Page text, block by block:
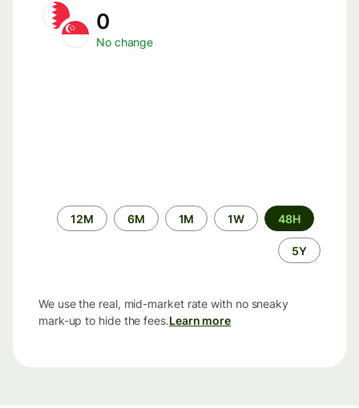
0
No change
الفترة
الزمنية
48H
1W
1M
6M
12M
5Y
We use the real, mid-market rate with no sneaky
mark-up to hide the fees.Learn more